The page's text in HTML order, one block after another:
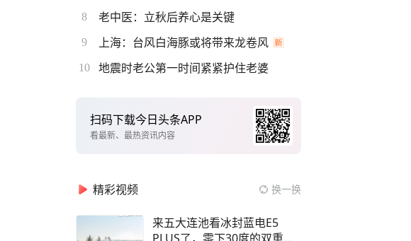
8 老中医：立秋后养心是关键
9 上海：台风白海豚或将带来龙卷风
10 地震时老公第一时间紧紧护住老婆
扫码下载今日头条APP
看最新、最热资讯内容
精彩视频 换一换
来五大连池看冰封蓝电E5